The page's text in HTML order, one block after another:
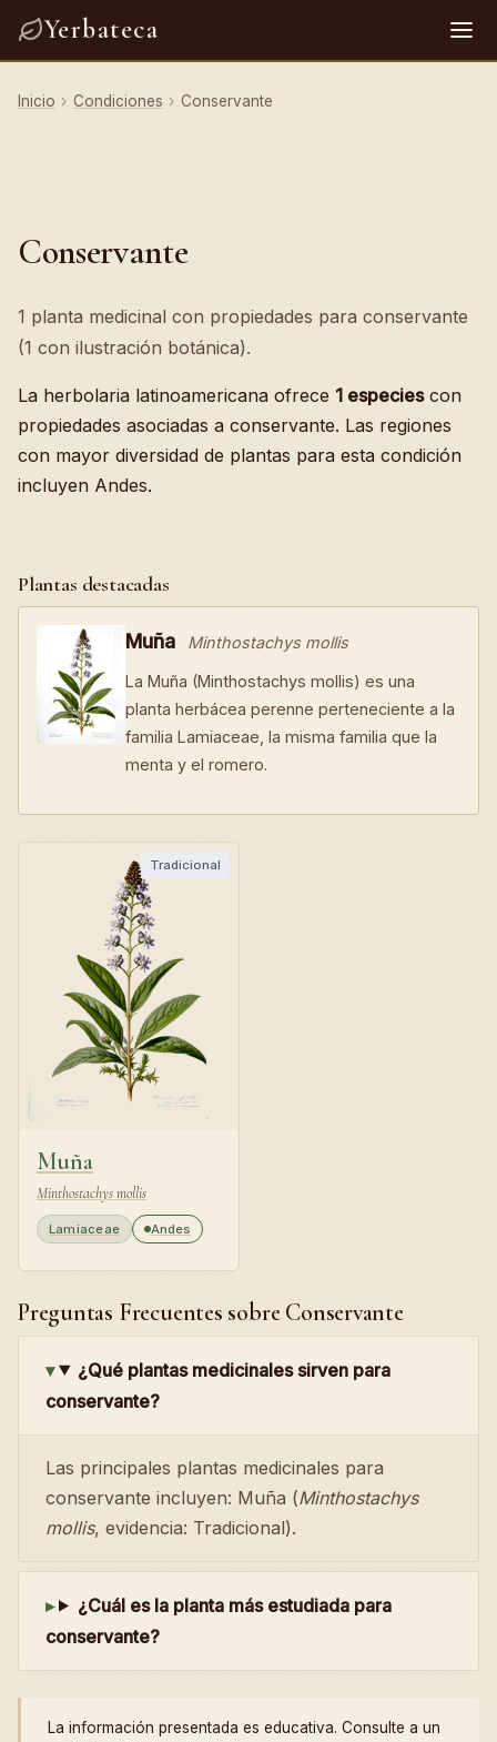
Yerbateca
Inicio › Condiciones › Conservante
Conservante
1 planta medicinal con propiedades para conservante
(1 con ilustración botánica).
La herbolaria latinoamericana ofrece 1 especiescon
propiedades asociadas a conservante. Las regiones
con mayor diversidad de plantas para esta condición
incluyen Andes.
Plantas destacadas
Muña Minthostachys mollis
La Muña (Minthostachys mollis) es una
planta herbácea perenne perteneciente a la
familia Lamiaceae, la misma familia que la
menta y el romero.
Tradicional
Muña
Minthostachys mollis
Lamiaceae Andes
Preguntas Frecuentes sobre Conservante
¿Qué plantas medicinales sirven para
conservante?
Las principales plantas medicinales para
conservante incluyen: Muña (Minthostachys
mollis, evidencia: Tradicional).
¿Cuál es la planta más estudiada para
conservante?
La información presentada es educativa. Consulte a un